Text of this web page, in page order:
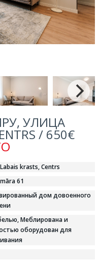
УЛИЦА
/ 650€
krasts, Centrs
61
дом довоенного
Меблирована и
оборудован для